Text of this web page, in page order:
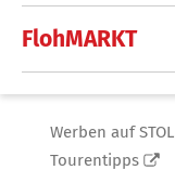
FlohMARKT
Werben auf STOL
Tourentipps